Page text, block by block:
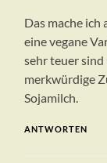
Das mache ich
eine vegane
sehr teuer
merkwürdige
Sojamilch.
ANTWORTEN